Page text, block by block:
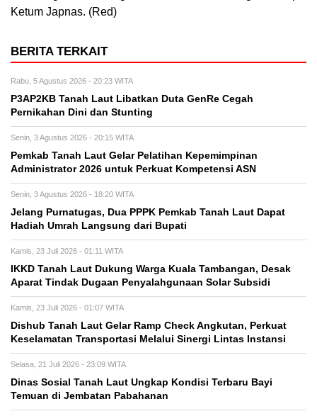
Ketum Japnas. (Red)
BERITA TERKAIT
Rabu, 5 Agustus 2026 - 20:23 WITA
P3AP2KB Tanah Laut Libatkan Duta GenRe Cegah
Pernikahan Dini dan Stunting
Senin, 3 Agustus 2026 - 20:15 WITA
Pemkab Tanah Laut Gelar Pelatihan Kepemimpinan
Administrator 2026 untuk Perkuat Kompetensi ASN
Senin, 3 Agustus 2026 - 18:20 WITA
Jelang Purnatugas, Dua PPPK Pemkab Tanah Laut Dapat
Hadiah Umrah Langsung dari Bupati
Kamis, 23 Juli 2026 - 01:11 WITA
IKKD Tanah Laut Dukung Warga Kuala Tambangan, Desak
Aparat Tindak Dugaan Penyalahgunaan Solar Subsidi
Kamis, 23 Juli 2026 - 01:07 WITA
Dishub Tanah Laut Gelar Ramp Check Angkutan, Perkuat
Keselamatan Transportasi Melalui Sinergi Lintas Instansi
Selasa, 21 Juli 2026 - 23:09 WITA
Dinas Sosial Tanah Laut Ungkap Kondisi Terbaru Bayi
Temuan di Jembatan Pabahanan